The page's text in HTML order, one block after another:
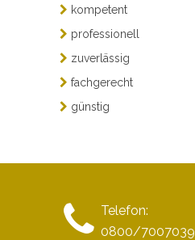
kompetent
professionell
zuverlässig
fachgerecht
günstig
Telefon:
0800/7007039